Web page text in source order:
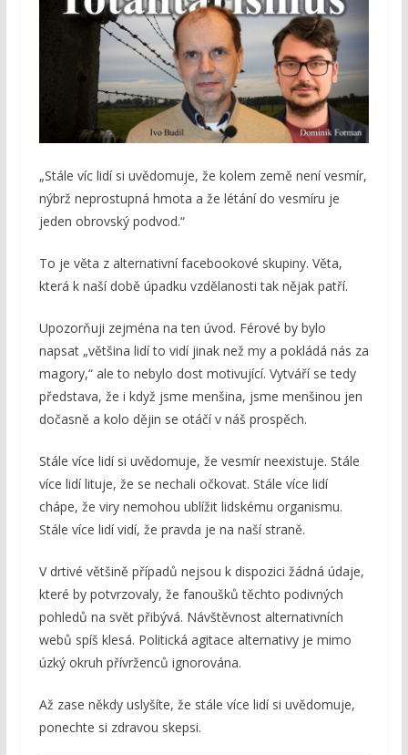
„Stále víc lidí si uvědomuje, že kolem země není vesmír,
nýbrž neprostupná hmota a že létání do vesmíru je
jeden obrovský podvod.“
To je věta z alternativní facebookové skupiny. Věta,
která k naší době úpadku vzdělanosti tak nějak patří.
Upozorňuji zejména na ten úvod. Férové by bylo
napsat „většina lidí to vidí jinak než my a pokládá nás za
magory,“ ale to nebylo dost motivující. Vytváří se tedy
představa, že i když jsme menšina, jsme menšinou jen
dočasně a kolo dějin se otáčí v náš prospěch.
Stále více lidí si uvědomuje, že vesmír neexistuje. Stále
více lidí lituje, že se nechali očkovat. Stále více lidí
chápe, že viry nemohou ublížit lidskému organismu.
Stále více lidí vidí, že pravda je na naší straně.
V drtivé většině případů nejsou k dispozici žádná údaje,
které by potvrzovaly, že fanoušků těchto podivných
pohledů na svět přibývá. Návštěvnost alternativních
webů spíš klesá. Politická agitace alternativy je mimo
úzký okruh přívrženců ignorována.
Až zase někdy uslyšíte, že stále více lidí si uvědomuje,
ponechte si zdravou skepsi.